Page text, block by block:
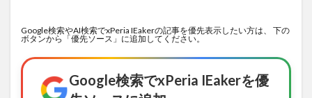
Google検索やAI検索でxPeria IEakerの記事を優先表示したい方は、 下の
ボタンから「優先ソース」に追加してください。
Google検索でxPeria IEakerを優